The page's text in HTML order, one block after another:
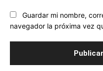
Guardar mi nombre,
navegador la próxima vez